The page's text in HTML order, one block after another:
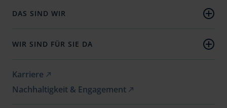
Wärme
E-Mobilität
DAS SIND WIR
Nachhaltigkeit
Jobs
Geschäftskunden
WIR SIND FÜR SIE DA
Kontakt
Hilfe (FAQ)
Karriere
Nachhaltigkeit & Engagement